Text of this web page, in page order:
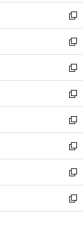
ン
ド
ウ
で
開
く
ウ
ィ
ン
ド
ウ
で
開
く
し
い
ウ
ィ
ン
ド
ウ
で
開
く
新
し
い
ウ
ィ
ン
ド
ウ
で
開
く
新
し
い
ウ
ィ
ン
ド
ウ
で
開
く
新
し
い
ウ
ィ
ン
ド
ウ
で
開
く
新
し
い
ウ
ィ
ン
ド
ウ
で
開
新
し
い
ウ
ィ
ン
ド
ウ
新
し
い
ウ
ィ
ン
新
し
い
ウ
新
し